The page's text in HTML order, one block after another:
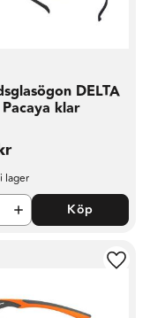
DELTA
Pacaya klar
lager
Köp